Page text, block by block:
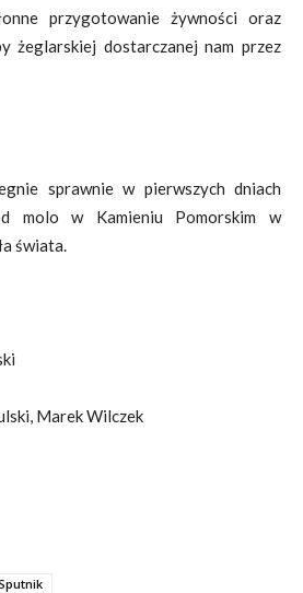
przygotowanie żywności oraz
żeglarskiej dostarczanej nam przez
sprawnie w pierwszych dniach
molo w Kamieniu Pomorskim w
świata.
Marek Wilczek